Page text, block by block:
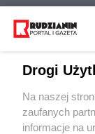
Halloween w
Wydawca
Drogi
Na naszej
zaufanych
informacje na